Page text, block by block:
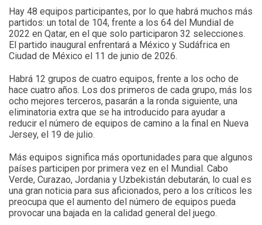
Hay 48 equipos participantes, por lo que habrá muchos más
partidos: un total de 104, frente a los 64 del Mundial de
2022 en Qatar, en el que solo participaron 32 selecciones.
El partido inaugural enfrentará a México y Sudáfrica en
Ciudad de México el 11 de junio de 2026.
Habrá 12 grupos de cuatro equipos, frente a los ocho de
hace cuatro años. Los dos primeros de cada grupo, más los
ocho mejores terceros, pasarán a la ronda siguiente, una
eliminatoria extra que se ha introducido para ayudar a
reducir el número de equipos de camino a la final en Nueva
Jersey, el 19 de julio.
Más equipos significa más oportunidades para que algunos
países participen por primera vez en el Mundial. Cabo
Verde, Curazao, Jordania y Uzbekistán debutarán, lo cual es
una gran noticia para sus aficionados, pero a los críticos les
preocupa que el aumento del número de equipos pueda
provocar una bajada en la calidad general del juego.